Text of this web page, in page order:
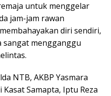
untuk menggelar
jam-jam rawan
diri sendiri,
mengganggu
NTB, AKBP Yasmara
Kasat Samapta, Iptu Reza